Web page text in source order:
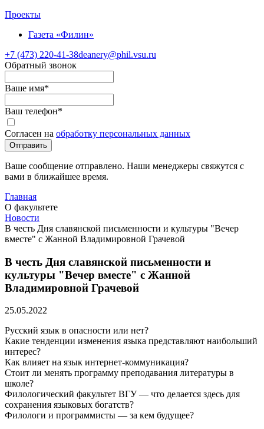
Проекты
Газета «Филин»
+7 (473) 220-41-38deanery@phil.vsu.ru
Обратный звонок
Ваше имя*
Ваш телефон*
Согласен на обработку персональных данных
Отправить
Ваше сообщение отправлено. Наши менеджеры свяжутся с
вами в ближайшее время.
Главная
О факультете
Новости
В честь Дня славянской письменности и культуры "Вечер
вместе" с Жанной Владимировной Грачевой
В честь Дня славянской письменности и
культуры "Вечер вместе" с Жанной
Владимировной Грачевой
25.05.2022
Русский язык в опасности или нет?
Какие тенденции изменения языка представляют наибольший
интерес?
Как влияет на язык интернет-коммуникация?
Стоит ли менять программу преподавания литературы в
школе?
Филологический факультет ВГУ — что делается здесь для
сохранения языковых богатств?
Филологи и программисты — за кем будущее?